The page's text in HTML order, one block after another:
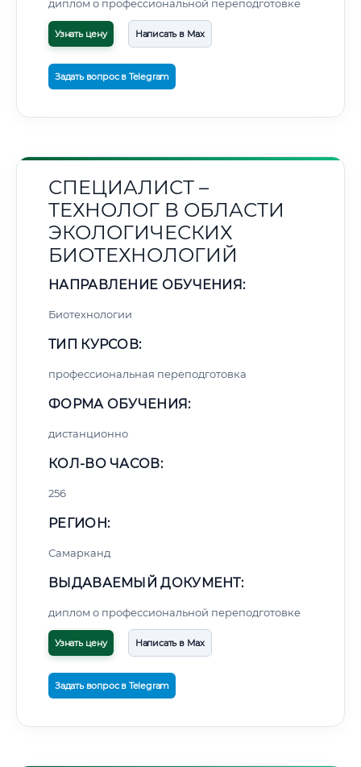
диплом о профессиональной переподготовке
Узнать цену Написать в Max
Задать вопрос в Telegram
СПЕЦИАЛИСТ –
ТЕХНОЛОГ В ОБЛАСТИ
ЭКОЛОГИЧЕСКИХ
БИОТЕХНОЛОГИЙ
НАПРАВЛЕНИЕ ОБУЧЕНИЯ:
Биотехнологии
ТИП КУРСОВ:
профессиональная переподготовка
ФОРМА ОБУЧЕНИЯ:
дистанционно
КОЛ-ВО ЧАСОВ:
256
РЕГИОН:
Самарканд
ВЫДАВАЕМЫЙ ДОКУМЕНТ:
диплом о профессиональной переподготовке
Узнать цену Написать в Max
Задать вопрос в Telegram